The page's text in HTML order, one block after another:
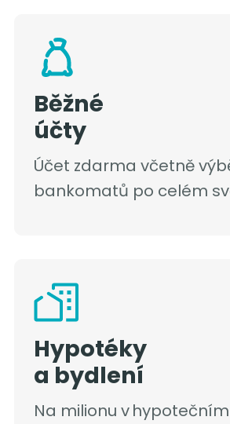
Běžné
účty
Účet zdarma včetně
bankomatů po celém
Hypotéky
a bydlení
Na milionu v